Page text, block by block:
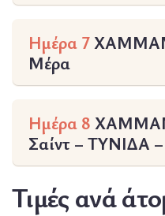
Ημέρα 7
Μέρα
Ημέρα 8
Σαίντ –
Τιμές ανά